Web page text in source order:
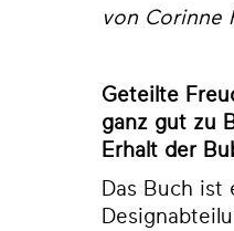
von Corinne
Geteilte
ganz gut zu
Erhalt der
Das Buch ist